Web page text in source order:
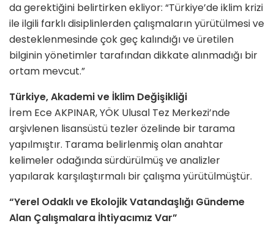
da gerektiğini belirtirken ekliyor: “Türkiye’de iklim krizi
ile ilgili farklı disiplinlerden çalışmaların yürütülmesi ve
desteklenmesinde çok geç kalındığı ve üretilen
bilginin yönetimler tarafından dikkate alınmadığı bir
ortam mevcut.”
Türkiye, Akademi ve İklim Değişikliği
İrem Ece AKPINAR, YÖK Ulusal Tez Merkezi’nde
arşivlenen lisansüstü tezler özelinde bir tarama
yapılmıştır. Tarama belirlenmiş olan anahtar
kelimeler odağında sürdürülmüş ve analizler
yapılarak karşılaştırmalı bir çalışma yürütülmüştür.
“Yerel Odaklı ve Ekolojik Vatandaşlığı Gündeme
Alan Çalışmalara İhtiyacımız Var”